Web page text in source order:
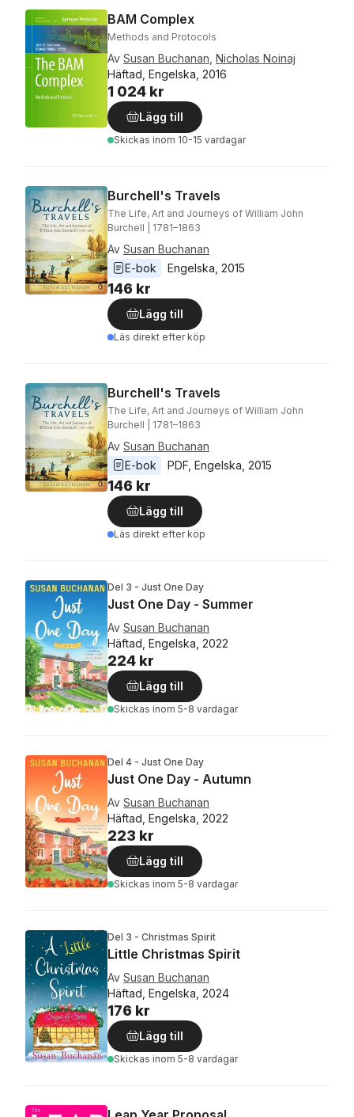
BAM Complex
Methods and Protocols
Av Susan Buchanan Nicholas Noinaj
Häftad, Engelska, 2016
1 024 kr
Lägg till
Skickas inom 10-15 vardagar
Burchell's Travels
The Life, Art and Journeys of William John
Burchell | 1781–1863
Av Susan Buchanan
E-bok
Engelska 2015
146 kr
Lägg till
Läs direkt efter köp
Burchell's Travels
The Life, Art and Journeys of William John
Burchell | 1781–1863
Av Susan Buchanan
E-bok
PDF Engelska 2015
146 kr
Lägg till
Läs direkt efter köp
Del 3 - Just One Day
Just One Day - Summer
Av Susan Buchanan
Häftad, Engelska, 2022
224 kr
Lägg till
Skickas inom 5-8 vardagar
Del 4 - Just One Day
Just One Day - Autumn
Av Susan Buchanan
Häftad, Engelska, 2022
223 kr
Lägg till
Skickas inom 5-8 vardagar
Del 3 - Christmas Spirit
Little Christmas Spirit
Av Susan Buchanan
Häftad, Engelska, 2024
176 kr
Lägg till
Skickas inom 5-8 vardagar